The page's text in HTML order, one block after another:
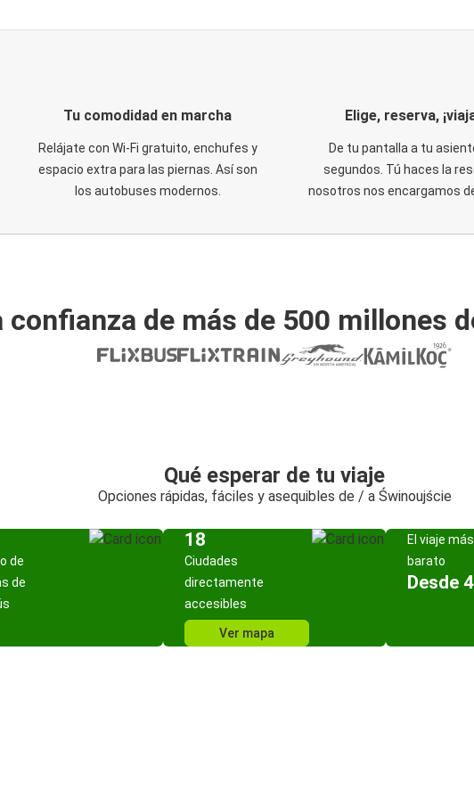
Tu comodidad en marcha
Relájate con Wi-Fi gratuito, enchufes y
espacio extra para las piernas. Así son
los autobuses modernos.
Elige, reserva,
De tu pantalla a tu
segundos. Tú haces la
nosotros nos encargamos
confianza de más de 500 millones
Qué esperar de tu viaje
Opciones rápidas, fáciles y asequibles de / a Świnoujście
de
de
18
Ciudades
directamente
accesibles
Ver mapa
El viaje más
barato
Desde